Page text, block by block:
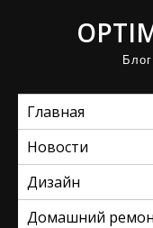
Главная
Новости
Дизайн
Домашний